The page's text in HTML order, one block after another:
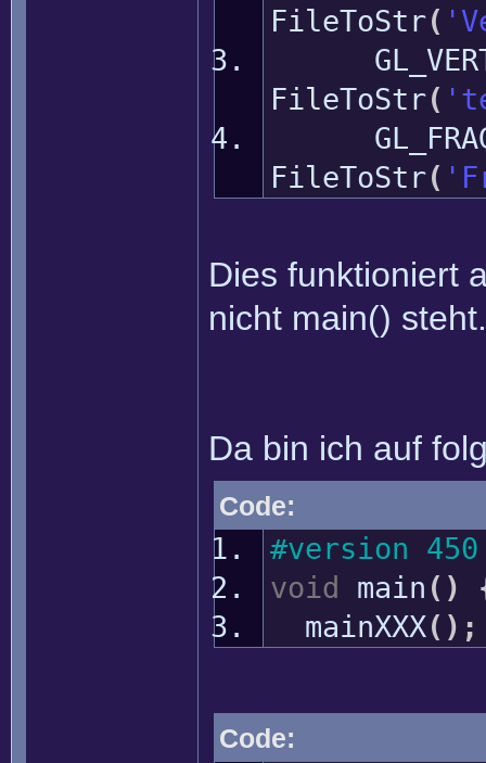
FileToStr(
FileToStr(
FileToStr(
Dies funktioniert
nicht main() steht.
Da bin ich auf
Code:
#version
void
main ( )
mainXXX( ) ;
Code: